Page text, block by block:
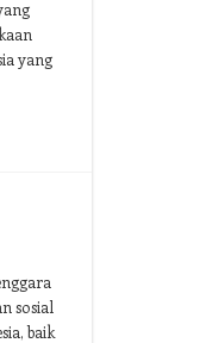
yang
sosial
baik